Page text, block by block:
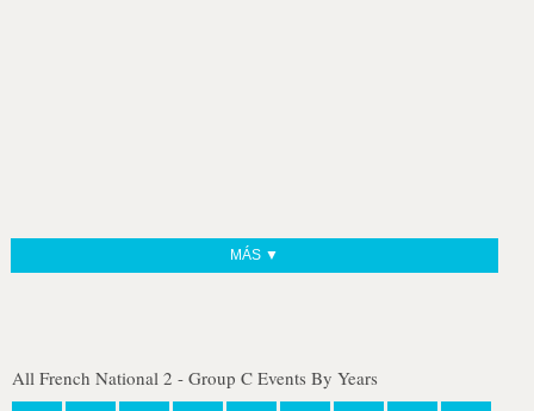
MÁS ▼
All French National 2 - Group C Events By Years